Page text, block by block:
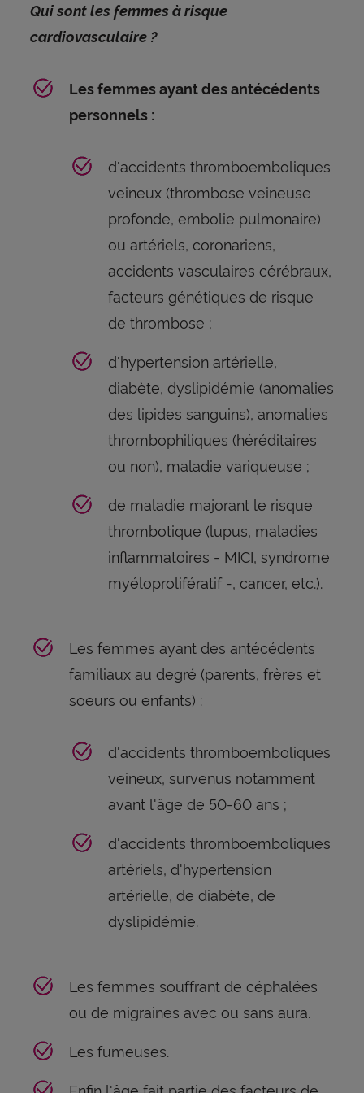
Qui sont les femmes à risque
cardiovasculaire ?
Les femmes ayant des antécédents
personnels :
d'accidents thromboemboliques
veineux (thrombose veineuse
profonde, embolie pulmonaire)
ou artériels, coronariens,
accidents vasculaires cérébraux,
facteurs génétiques de risque
de thrombose ;
d'hypertension artérielle,
diabète, dyslipidémie (anomalies
des lipides sanguins), anomalies
thrombophiliques (héréditaires
ou non), maladie variqueuse ;
de maladie majorant le risque
thrombotique (lupus, maladies
inflammatoires - MICI, syndrome
myéloprolifératif -, cancer, etc.).
Les femmes ayant des antécédents
familiaux au degré (parents, frères et
soeurs ou enfants) :
d'accidents thromboemboliques
veineux, survenus notamment
avant l'âge de 50-60 ans ;
d'accidents thromboemboliques
artériels, d'hypertension
artérielle, de diabète, de
dyslipidémie.
Les femmes souffrant de céphalées
ou de migraines avec ou sans aura.
Les fumeuses.